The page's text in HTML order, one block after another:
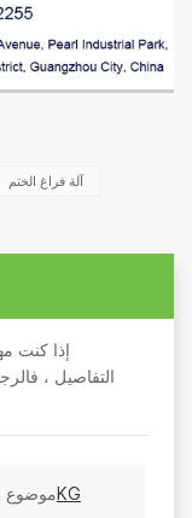
آلة فراغ الختم
إذا كنت
التفاصيل ،
موضوع